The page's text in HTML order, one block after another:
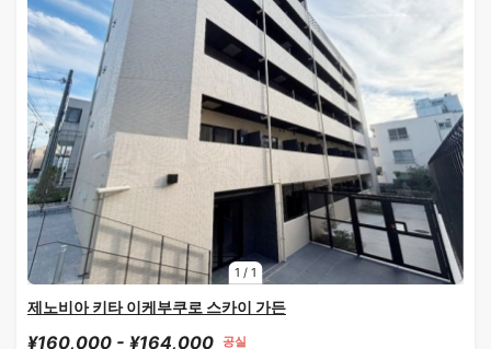
1 / 1
제노비아 키타 이케부쿠로 스카이 가든
¥160,000 - ¥164,000 공실